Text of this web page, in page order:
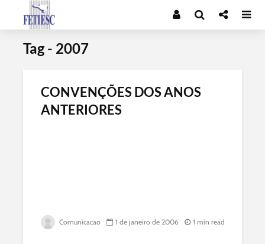
Tag - 2007
CONVENÇÕES DOS ANOS
ANTERIORES
Comunicacao 1 de janeiro de 2006 1 min read